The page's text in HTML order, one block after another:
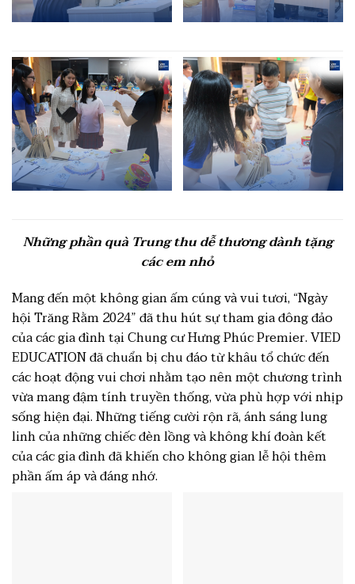
Những phần quà Trung thu dễ thương dành tặng
các em nhỏ
Mang đến một không gian ấm cúng và vui tươi, “Ngày
hội Trăng Rằm 2024” đã thu hút sự tham gia đông đảo
của các gia đình tại Chung cư Hưng Phúc Premier. VIED
EDUCATION đã chuẩn bị chu đáo từ khâu tổ chức đến
các hoạt động vui chơi nhằm tạo nên một chương trình
vừa mang đậm tính truyền thống, vừa phù hợp với nhịp
sống hiện đại. Những tiếng cười rộn rã, ánh sáng lung
linh của những chiếc đèn lồng và không khí đoàn kết
của các gia đình đã khiến cho không gian lễ hội thêm
phần ấm áp và đáng nhớ.